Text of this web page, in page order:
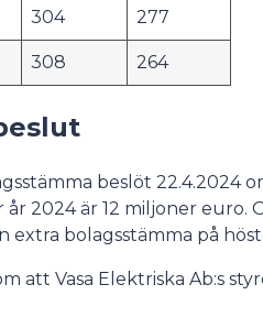
304 277
308 264
beslöt 22.4.2024
2024 är 12 miljoner euro.
extra bolagsstämma på
att Vasa Elektriska Ab:s